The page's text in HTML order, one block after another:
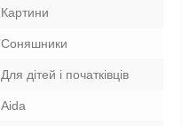
Картини
Соняшники
Для дітей і початківців
Aida